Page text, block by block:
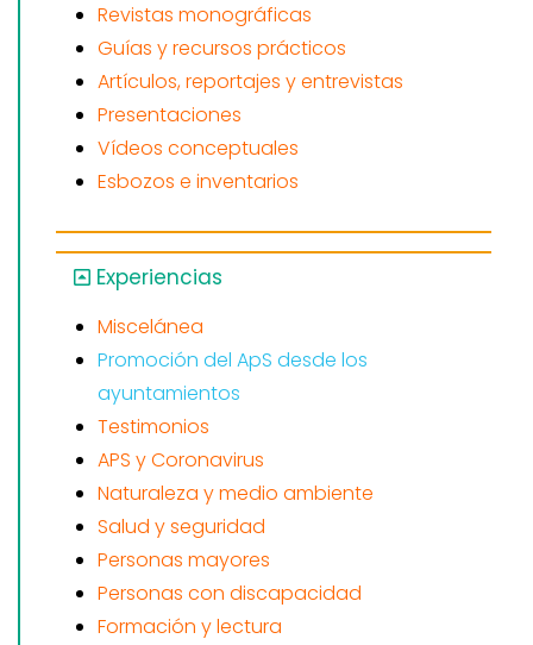
Revistas monográficas
Guías y recursos prácticos
Artículos, reportajes y entrevistas
Presentaciones
Vídeos conceptuales
Esbozos e inventarios
Experiencias
Miscelánea
Promoción del ApS desde los
ayuntamientos
Testimonios
APS y Coronavirus
Naturaleza y medio ambiente
Salud y seguridad
Personas mayores
Personas con discapacidad
Formación y lectura